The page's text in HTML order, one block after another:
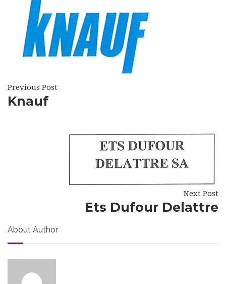
Previous Post
Knauf
Next Post
Ets Dufour Delattre
About Author